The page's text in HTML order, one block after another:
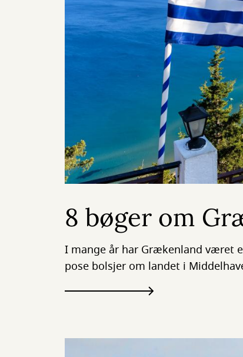
8 bøger om
I mange år har Grækenland været
pose bolsjer om landet i